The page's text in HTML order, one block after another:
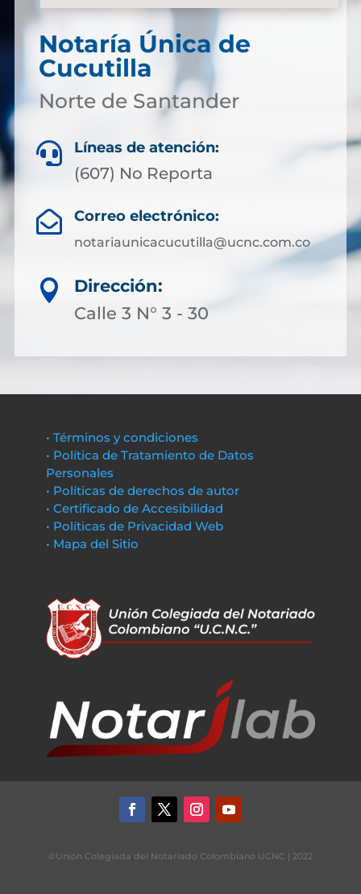
Notaría Única de
Cucutilla
Norte de Santander
 Líneas de atención:
(607) No Reporta
 Correo electrónico:
notariaunicacucutilla@ucnc.com.co

Dirección:
Calle 3 N° 3 - 30
• Términos y condiciones
• Política de Tratamiento de Datos
Personales
• Políticas de derechos de autor
• Certificado de Accesibilidad
• Políticas de Privacidad Web
• Mapa del Sitio
©Unión Colegiada del Notariado Colombiano UCNC | 2022